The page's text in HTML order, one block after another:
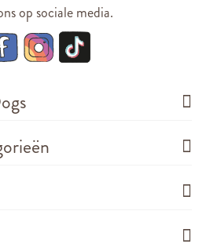
op sociale media.